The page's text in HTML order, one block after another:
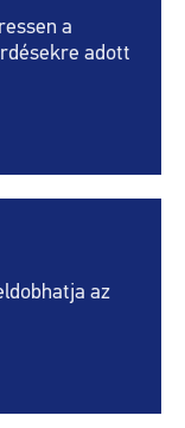
a
adott
az